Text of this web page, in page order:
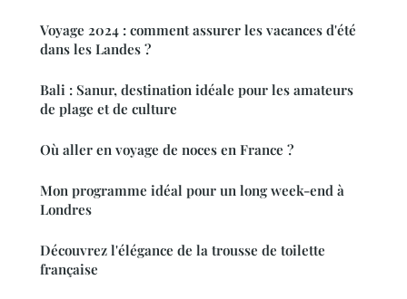
Voyage 2024 : comment assurer les vacances d'été
dans les Landes ?
Bali : Sanur, destination idéale pour les amateurs
de plage et de culture
Où aller en voyage de noces en France ?
Mon programme idéal pour un long week-end à
Londres
Découvrez l'élégance de la trousse de toilette
française